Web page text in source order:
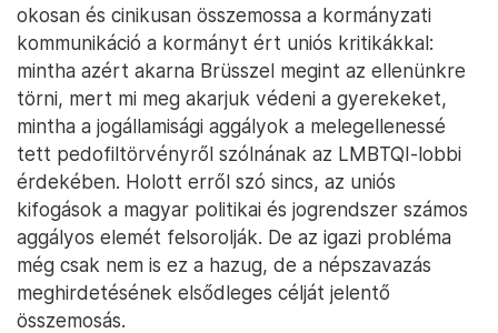
okosan és cinikusan összemossa a kormányzati
kommunikáció a kormányt ért uniós kritikákkal:
mintha azért akarna Brüsszel megint az ellenünkre
törni, mert mi meg akarjuk védeni a gyerekeket,
mintha a jogállamisági aggályok a melegellenessé
tett pedofiltörvényről szólnának az LMBTQI-lobbi
érdekében. Holott erről szó sincs, az uniós
kifogások a magyar politikai és jogrendszer számos
aggályos elemét felsorolják. De az igazi probléma
még csak nem is ez a hazug, de a népszavazás
meghirdetésének elsődleges célját jelentő
összemosás.